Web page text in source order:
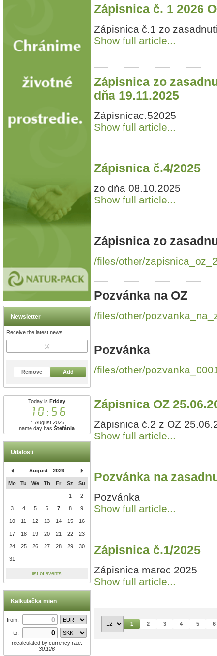
Newsletter
Receive the latest news
Remove Add
Today is Friday
10:56
7. August 2026
name day hasŠtefánia
Udalosti
August - 2026
Mo Tu We Th Fr Sz Su
1 2
3 4 5 6 7 8 9
10 11 12 13 14 15 16
17 18 19 20 21 22 23
24 25 26 27 28 29 30
31
list of events
Kalkulačka mien
from:
to:
recalculated by currency rate:
30.126
Zápisnica č. 1 2026
Zápisnica č.1 zo
Show full article...
Zápisnica zo
dňa 19.11.2025
Zápisnicac.52025
Show full article...
Zápisnica č.4/2025
zo dňa 08.10.2025
Show full article...
Zápisnica zo
/files/other/
Pozvánka na OZ
/files/other/
Pozvánka
/files/other/
Zápisnica OZ
Zápisnica č.2 z OZ
Show full article...
Pozvánka na
Pozvánka
Show full article...
Zápisnica č.1/2025
Zápisnica marec 2025
Show full article...
1 2 3 4 5 6